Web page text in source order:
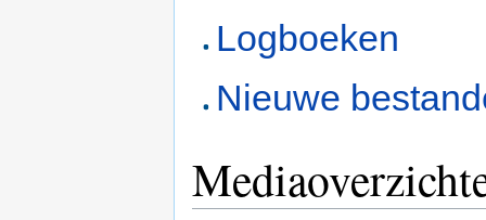
Logboeken
Nieuwe